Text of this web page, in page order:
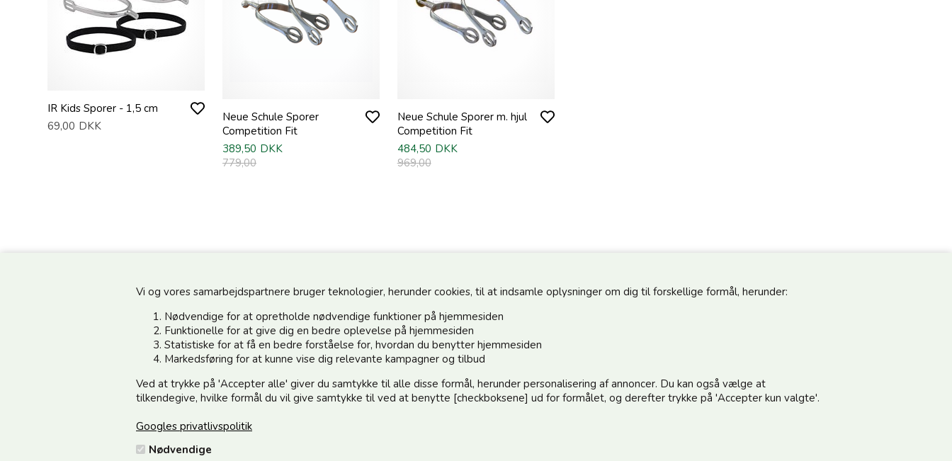
Vi og vores samarbejdspartnere bruger teknologier, herunder cookies, til at indsamle oplysninger om dig til forskellige formål, herunder:
Nødvendige for at opretholde nødvendige funktioner på hjemmesiden
Funktionelle for at give dig en bedre oplevelse på hjemmesiden
Statistiske for at få en bedre forståelse for, hvordan du benytter hjemmesiden
Markedsføring for at kunne vise dig relevante kampagner og tilbud
Ved at trykke på 'Accepter alle' giver du samtykke til alle disse formål, herunder personalisering af annoncer. Du kan også vælge at
tilkendegive, hvilke formål du vil give samtykke til ved at benytte [checkboksene] ud for formålet, og derefter trykke på 'Accepter kun valgte'.
Googles privatlivspolitik
Nødvendige
IR Kids Sporer - 1,5 cm
69,00 DKK
Neue Schule Sporer
Competition Fit
389,50 DKK
779,00
Neue Schule Sporer m. hjul
Competition Fit
484,50 DKK
969,00
Din side - Log ind her
Handelsbetingelser
Fortrydelse/Reklamation
Kundeservice
Vedsted Mølle A/S
6500 Vojens
CVR 49879415 Mail
Tilmeld dig vores nyhedsbrev og modtag gode tilbud